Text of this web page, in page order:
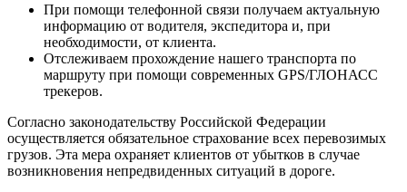
При помощи телефонной связи получаем актуальную
информацию от водителя, экспедитора и, при
необходимости, от клиента.
Отслеживаем прохождение нашего транспорта по
маршруту при помощи современных GPS/ГЛОНАСС
трекеров.
Согласно законодательству Российской Федерации
осуществляется обязательное страхование всех перевозимых
грузов. Эта мера охраняет клиентов от убытков в случае
возникновения непредвиденных ситуаций в дороге.